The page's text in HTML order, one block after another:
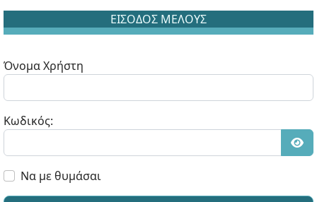
ΕΙΣΟΔΟΣ ΜΕΛΟΥΣ
Όνομα Χρήστη
Κωδικός:
Να με θυμάσαι